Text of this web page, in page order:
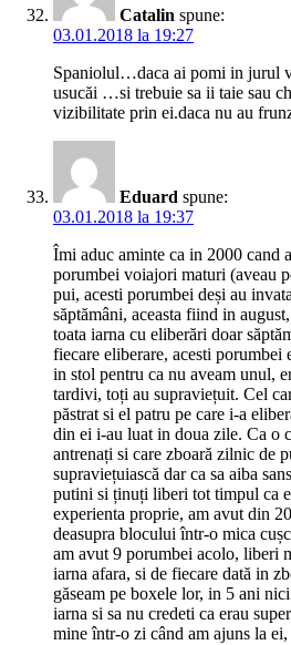
Catalin spune:
03.01.2018 la 19:27
Spaniolul…daca ai pomi in jurul
usucăi …si trebuie sa ii taie sau
vizibilitate prin ei.daca nu au
Eduard spune:
03.01.2018 la 19:37
Îmi aduc aminte ca in 2000 cand
porumbei voiajori maturi (aveau
pui, acesti porumbei deși au
săptămâni, aceasta fiind in
toata iarna cu eliberări doar
fiecare eliberare, acesti porumbei
in stol pentru ca nu aveam unul,
tardivi, toți au supraviețuit. Cel
păstrat si el patru pe care i-a
din ei i-au luat in doua zile. Ca o
antrenați si care zboară zilnic de
supraviețuiască dar ca sa aiba
putini si ținuți liberi tot timpul ca
experienta proprie, am avut din
deasupra blocului într-o mica
am avut 9 porumbei acolo, liberi
iarna afara, si de fiecare dată in
găseam pe boxele lor, in 5 ani
iarna si sa nu credeti ca erau
mine într-o zi când am ajuns la